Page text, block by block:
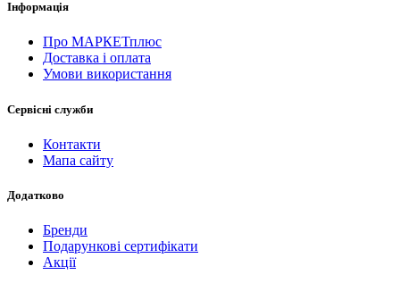
Інформація
Про МАРКЕТплюс
Доставка і оплата
Умови використання
Сервісні служби
Контакти
Мапа сайту
Додатково
Бренди
Подарункові сертифікати
Акції